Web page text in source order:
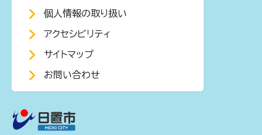
個人情報の取り扱い
アクセシビリティ
サイトマップ
お問い合わせ